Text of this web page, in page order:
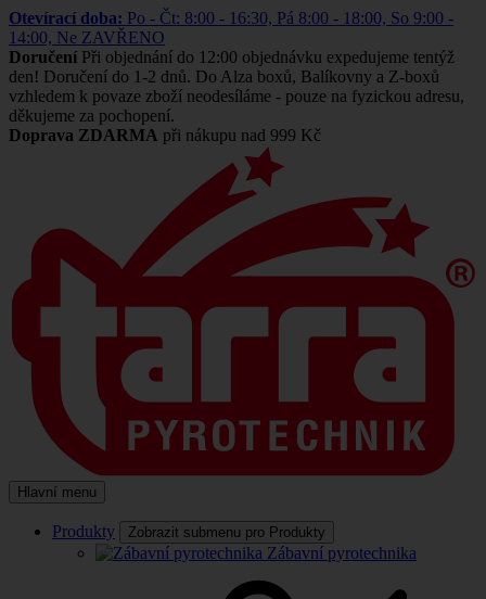
Otevírací doba: Po - Čt: 8:00 - 16:30, Pá 8:00 - 18:00, So 9:00 -
14:00, Ne ZAVŘENO
Doručení Při objednání do 12:00 objednávku expedujeme tentýž
den! Doručení do 1-2 dnů. Do Alza boxů, Balíkovny a Z-boxů
vzhledem k povaze zboží neodesíláme - pouze na fyzickou adresu,
děkujeme za pochopení.
Doprava ZDARMA při nákupu nad 999 Kč
Hlavní menu
Produkty Zobrazit submenu pro Produkty
Zábavní pyrotechnika